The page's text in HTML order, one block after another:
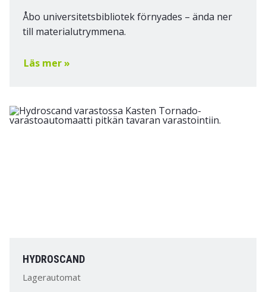
Åbo universitetsbibliotek förnyades – ända ner
till materialutrymmena.
Läs mer »
HYDROSCAND
Lagerautomat